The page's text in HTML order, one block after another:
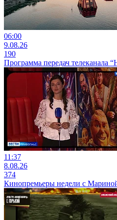
06:00
9.08.26
190
Программа передач телеканала
11:37
8.08.26
374
Кинопремьеры недели с